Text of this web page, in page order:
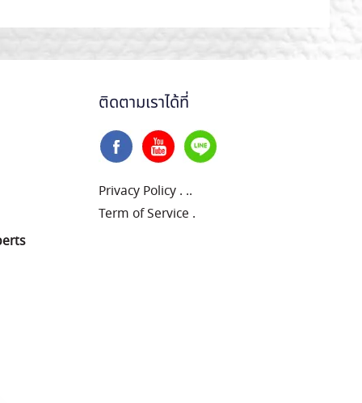
ติดตามเราได้ที่
Privacy Policy . ..
Term of Service .